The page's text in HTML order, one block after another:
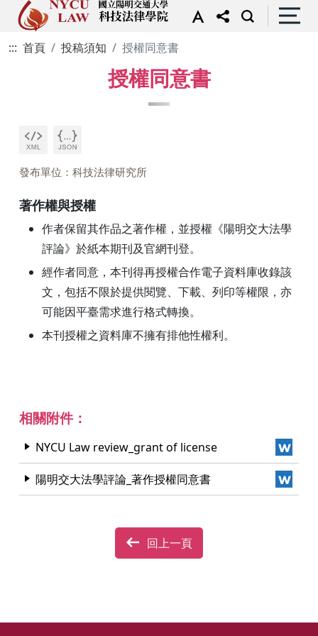
::: 首頁 投稿須知 授權同意書
授權同意書
發布單位：科技法律研究所
著作權與授權
作者保留其作品之著作權，並授權《陽明交大法學
評論》於紙本期刊及官網刊登。
經作者同意，本刊得再授權合作電子資料庫收錄該
文，包括不限於提供閱覽、下載、列印等權限，亦
可能因平臺需求進行格式轉換。
本刊授權之資料庫不擁有排他性權利。
相關附件：
NYCU Law review_grant of license
陽明交大法學評論_著作授權同意書
回上一頁